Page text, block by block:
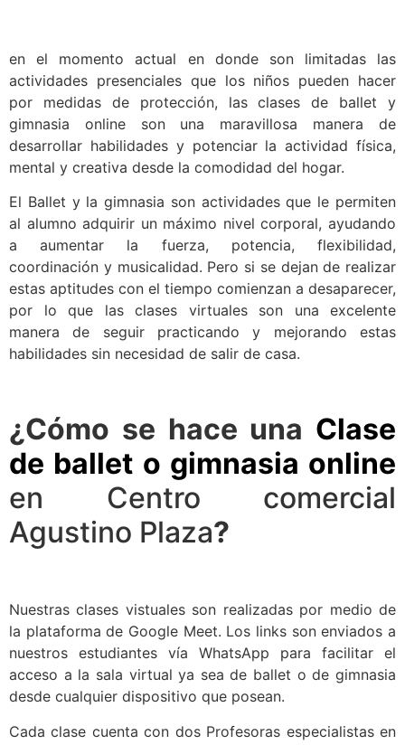
en el momento actual en donde son limitadas las
actividades presenciales que los niños pueden hacer
por medidas de protección, las clases de ballet y
gimnasia online son una maravillosa manera de
desarrollar habilidades y potenciar la actividad física,
mental y creativa desde la comodidad del hogar.
El Ballet y la gimnasia son actividades que le permiten
al alumno adquirir un máximo nivel corporal, ayudando
a aumentar la fuerza, potencia, flexibilidad,
coordinación y musicalidad. Pero si se dejan de realizar
estas aptitudes con el tiempo comienzan a desaparecer,
por lo que las clases virtuales son una excelente
manera de seguir practicando y mejorando estas
habilidades sin necesidad de salir de casa.
¿Cómo se hace una Clase
de ballet o gimnasia online
en Centro comercial
Agustino Plaza?
Nuestras clases vistuales son realizadas por medio de
la plataforma de Google Meet. Los links son enviados a
nuestros estudiantes vía WhatsApp para facilitar el
acceso a la sala virtual ya sea de ballet o de gimnasia
desde cualquier dispositivo que posean.
Cada clase cuenta con dos Profesoras especialistas en